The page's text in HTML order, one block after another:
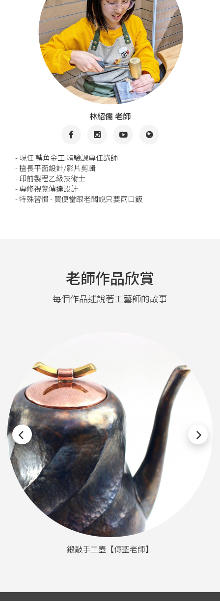
林紹儒 老師
- 現任 轉角金工 體驗課專任講師
- 擅長平面設計/影片剪輯
- 印前製程乙級技術士
- 專修視覺傳達設計
- 特殊習慣 - 買便當跟老闆說只要兩口飯
老師作品欣賞
每個作品述說著工藝師的故事
鍛敲手工壺【傳聖老師】